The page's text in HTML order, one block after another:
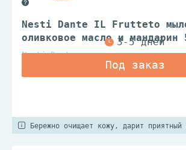
Nesti Dante IL Frutteto
оливковое масло и мандарин
Nesti Dante
Бережно очищает кожу, дарит приятный